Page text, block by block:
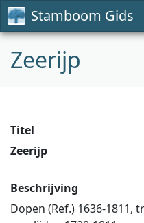
Stamboom Gids
Zeerijp
Titel
Zeerijp
Beschrijving
Dopen (Ref.) 1636-1811,